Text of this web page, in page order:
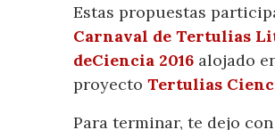
Estas propuestas
Carnaval de Tertulias
deCiencia 2016 alojado
proyectoTertulias
Para terminar, te dejo